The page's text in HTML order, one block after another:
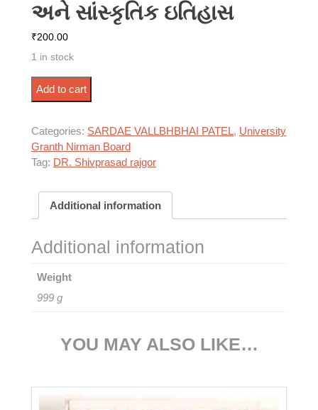
અને સાંસ્કૃતિક ઇતિહાસ
₹200.00
1 in stock
અર્વાચીન ગુજરાતનો રાજકીય અને સાંસ્કૃતિક ઇતિહાસ
quantity
Add to cart
Categories: SARDAE VALLBHBHAI PATEL, University
Granth Nirman Board
Tag: DR. Shivprasad rajgor
Additional information
Additional information
Weight
999 g
YOU MAY ALSO LIKE…